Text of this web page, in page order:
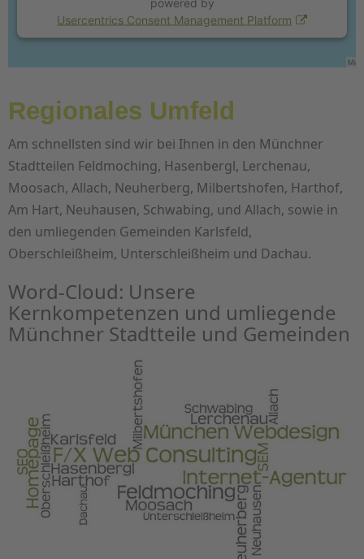
Usercentrics Consent Management Platform
Regionales Umfeld
Am schnellsten sind wir bei Ihnen in den Münchner
Stadtteilen Feldmoching, Hasenbergl, Lerchenau,
Moosach, Allach, Neuherberg, Milbertshofen, Harthof,
Am Hart, Neuhausen, Schwabing, und Allach, sowie in
den umliegenden Gemeinden Karlsfeld,
Oberschleißheim, Unterschleißheim und Dachau.
Word-Cloud: Unsere
Kernkompetenzen und umliegende
Münchner Stadtteile und Gemeinden